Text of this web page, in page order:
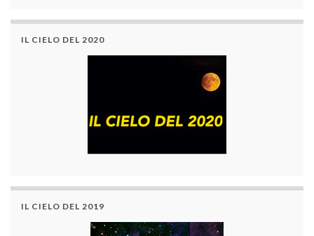
IL CIELO DEL 2020
IL CIELO DEL 2019